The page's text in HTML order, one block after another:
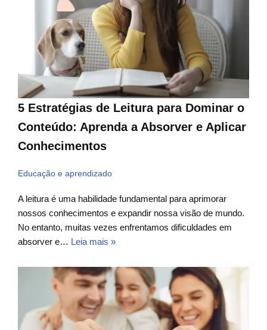
5 Estratégias de Leitura para Dominar o
Conteúdo: Aprenda a Absorver e Aplicar
Conhecimentos
Educação e aprendizado
A leitura é uma habilidade fundamental para aprimorar
nossos conhecimentos e expandir nossa visão de mundo.
No entanto, muitas vezes enfrentamos dificuldades em
absorver e… Leia mais »